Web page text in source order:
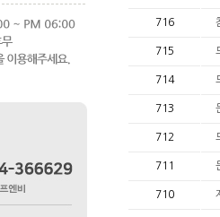
716
715
714
713
712
711
710